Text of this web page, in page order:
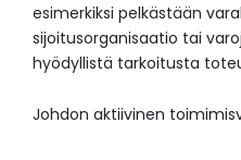
esimerkiksi pelkästään
sijoitusorganisaatio tai
hyödyllistä tarkoitusta
Johdon aktiivinen